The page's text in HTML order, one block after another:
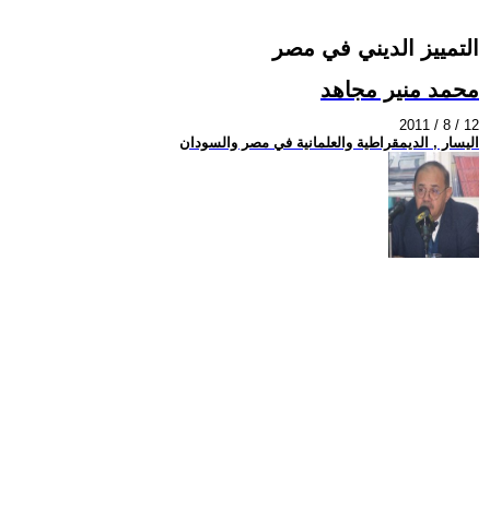
التمييز الديني في مصر
محمد منير مجاهد
2011 / 8 / 12
اليسار , الديمقراطية والعلمانية في مصر والسودان